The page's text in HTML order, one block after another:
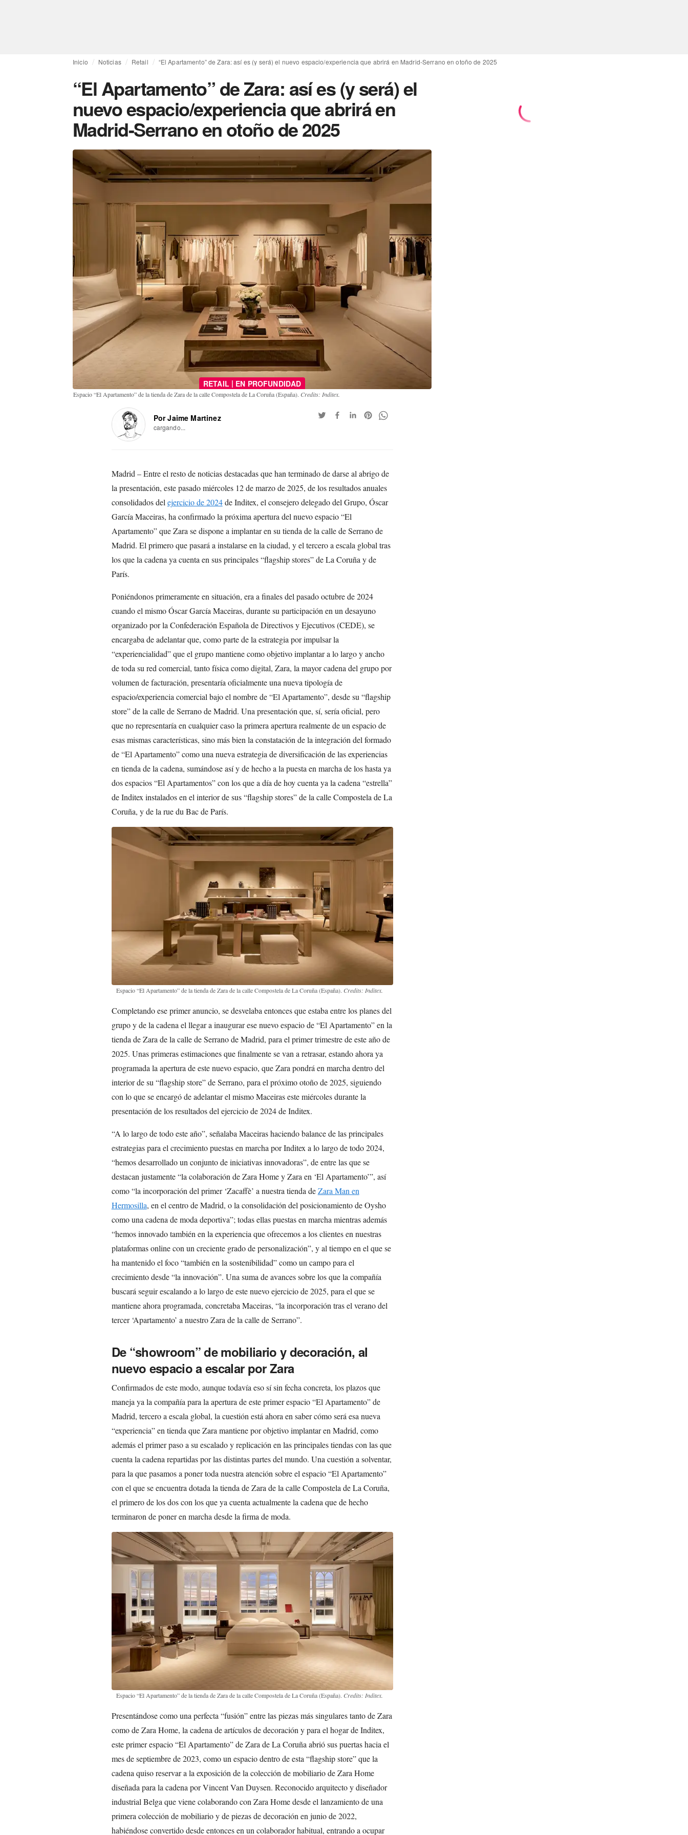
Inicio Noticias Retail “El Apartamento” de Zara: así es (y será) el nuevo espacio/experiencia que abrirá en Madrid-Serrano en otoño de 2025
“El Apartamento” de Zara: así es (y será) el
nuevo espacio/experiencia que abrirá en
Madrid-Serrano en otoño de 2025
RETAIL | EN PROFUNDIDAD
Espacio “El Apartamento” de la tienda de Zara de la calle Compostela de La Coruña (España). Credits: Inditex.
Por Jaime Martinez
cargando...
Madrid – Entre el resto de noticias destacadas que han terminado de darse al abrigo de
la presentación, este pasado miércoles 12 de marzo de 2025, de los resultados anuales
consolidados del ejercicio de 2024de Inditex, el consejero delegado del Grupo, Óscar
García Maceiras, ha confirmado la próxima apertura del nuevo espacio “El
Apartamento” que Zara se dispone a implantar en su tienda de la calle de Serrano de
Madrid. El primero que pasará a instalarse en la ciudad, y el tercero a escala global tras
los que la cadena ya cuenta en sus principales “flagship stores” de La Coruña y de
París.
Poniéndonos primeramente en situación, era a finales del pasado octubre de 2024
cuando el mismo Óscar García Maceiras, durante su participación en un desayuno
organizado por la Confederación Española de Directivos y Ejecutivos (CEDE), se
encargaba de adelantar que, como parte de la estrategia por impulsar la
“experiencialidad” que el grupo mantiene como objetivo implantar a lo largo y ancho
de toda su red comercial, tanto física como digital, Zara, la mayor cadena del grupo por
volumen de facturación, presentaría oficialmente una nueva tipología de
espacio/experiencia comercial bajo el nombre de “El Apartamento”, desde su “flagship
store” de la calle de Serrano de Madrid. Una presentación que, sí, sería oficial, pero
que no representaría en cualquier caso la primera apertura realmente de un espacio de
esas mismas características, sino más bien la constatación de la integración del formado
de “El Apartamento” como una nueva estrategia de diversificación de las experiencias
en tienda de la cadena, sumándose así y de hecho a la puesta en marcha de los hasta ya
dos espacios “El Apartamentos” con los que a día de hoy cuenta ya la cadena “estrella”
de Inditex instalados en el interior de sus “flagship stores” de la calle Compostela de La
Coruña, y de la rue du Bac de París.
Espacio “El Apartamento” de la tienda de Zara de la calle Compostela de La Coruña (España). Credits: Inditex.
Completando ese primer anuncio, se desvelaba entonces que estaba entre los planes del
grupo y de la cadena el llegar a inaugurar ese nuevo espacio de “El Apartamento” en la
tienda de Zara de la calle de Serrano de Madrid, para el primer trimestre de este año de
2025. Unas primeras estimaciones que finalmente se van a retrasar, estando ahora ya
programada la apertura de este nuevo espacio, que Zara pondrá en marcha dentro del
interior de su “flagship store” de Serrano, para el próximo otoño de 2025, siguiendo
con lo que se encargó de adelantar el mismo Maceiras este miércoles durante la
presentación de los resultados del ejercicio de 2024 de Inditex.
“A lo largo de todo este año”, señalaba Maceiras haciendo balance de las principales
estrategias para el crecimiento puestas en marcha por Inditex a lo largo de todo 2024,
“hemos desarrollado un conjunto de iniciativas innovadoras”, de entre las que se
destacan justamente “la colaboración de Zara Home y Zara en ‘El Apartamento’”, así
como “la incorporación del primer ‘Zacaffè’ a nuestra tienda deZara Man en
Hermosilla, en el centro de Madrid, o la consolidación del posicionamiento de Oysho
como una cadena de moda deportiva”; todas ellas puestas en marcha mientras además
“hemos innovado también en la experiencia que ofrecemos a los clientes en nuestras
plataformas online con un creciente grado de personalización”, y al tiempo en el que se
ha mantenido el foco “también en la sostenibilidad” como un campo para el
crecimiento desde “la innovación”. Una suma de avances sobre los que la compañía
buscará seguir escalando a lo largo de este nuevo ejercicio de 2025, para el que se
mantiene ahora programada, concretaba Maceiras, “la incorporación tras el verano del
tercer ‘Apartamento’ a nuestro Zara de la calle de Serrano”.
De “showroom” de mobiliario y decoración, al
nuevo espacio a escalar por Zara
Confirmados de este modo, aunque todavía eso sí sin fecha concreta, los plazos que
maneja ya la compañía para la apertura de este primer espacio “El Apartamento” de
Madrid, tercero a escala global, la cuestión está ahora en saber cómo será esa nueva
“experiencia” en tienda que Zara mantiene por objetivo implantar en Madrid, como
además el primer paso a su escalado y replicación en las principales tiendas con las que
cuenta la cadena repartidas por las distintas partes del mundo. Una cuestión a solventar,
para la que pasamos a poner toda nuestra atención sobre el espacio “El Apartamento”
con el que se encuentra dotada la tienda de Zara de la calle Compostela de La Coruña,
el primero de los dos con los que ya cuenta actualmente la cadena que de hecho
terminaron de poner en marcha desde la firma de moda.
Espacio “El Apartamento” de la tienda de Zara de la calle Compostela de La Coruña (España). Credits: Inditex.
Presentándose como una perfecta “fusión” entre las piezas más singulares tanto de Zara
como de Zara Home, la cadena de artículos de decoración y para el hogar de Inditex,
este primer espacio “El Apartamento” de Zara de La Coruña abrió sus puertas hacia el
mes de septiembre de 2023, como un espacio dentro de esta “flagship store” que la
cadena quiso reservar a la exposición de la colección de mobiliario de Zara Home
diseñada para la cadena por Vincent Van Duysen. Reconocido arquitecto y diseñador
industrial Belga que viene colaborando con Zara Home desde el lanzamiento de una
primera colección de mobiliario y de piezas de decoración en junio de 2022,
habiéndose convertido desde entonces en un colaborador habitual, entrando a ocupar